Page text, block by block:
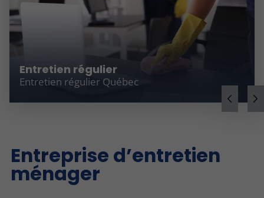
Entretien régulier
Entretien régulier Québec
Entreprise d’entretien
ménager